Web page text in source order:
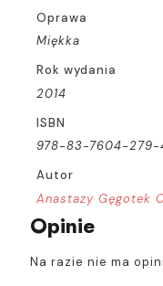
Oprawa
Miękka
Rok wydania
2014
ISBN
978-83-7604-279-
Autor
Anastazy Gęgotek
Opinie
Na razie nie ma